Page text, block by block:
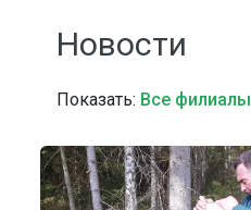
Новости
Показать: Все филиалы